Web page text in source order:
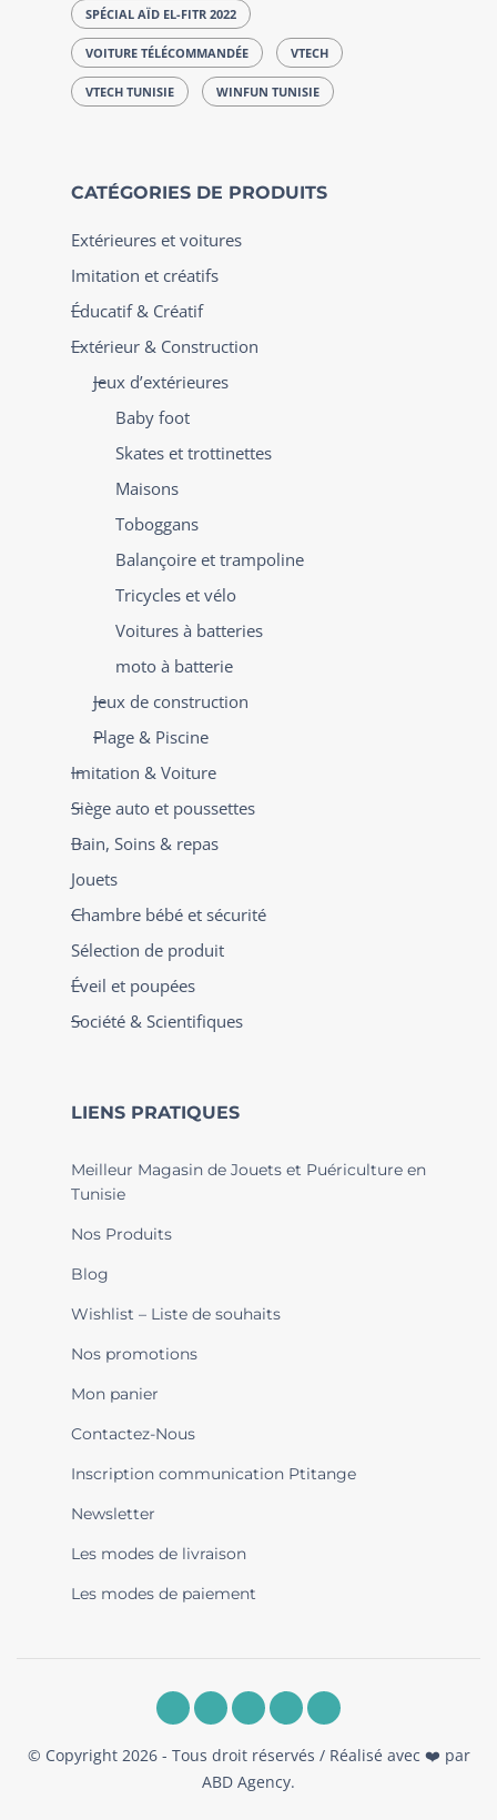
SPÉCIAL AÏD EL-FITR 2022
VOITURE TÉLÉCOMMANDÉE VTECH
VTECH TUNISIE WINFUN TUNISIE
CATÉGORIES DE PRODUITS
Extérieures et voitures
Imitation et créatifs
Éducatif & Créatif
Extérieur & Construction
Jeux d’extérieures
Baby foot
Skates et trottinettes
Maisons
Toboggans
Balançoire et trampoline
Tricycles et vélo
Voitures à batteries
moto à batterie
Jeux de construction
Plage & Piscine
Imitation & Voiture
Siège auto et poussettes
Bain, Soins & repas
Jouets
Chambre bébé et sécurité
Sélection de produit
Éveil et poupées
Société & Scientifiques
LIENS PRATIQUES
Meilleur Magasin de Jouets et Puériculture en
Tunisie
Nos Produits
Blog
Wishlist – Liste de souhaits
Nos promotions
Mon panier
Contactez-Nous
Inscription communication Ptitange
Newsletter
Les modes de livraison
Les modes de paiement
© Copyright 2026 - Tous droit réservés / Réalisé avec ❤️ par
ABD Agency.